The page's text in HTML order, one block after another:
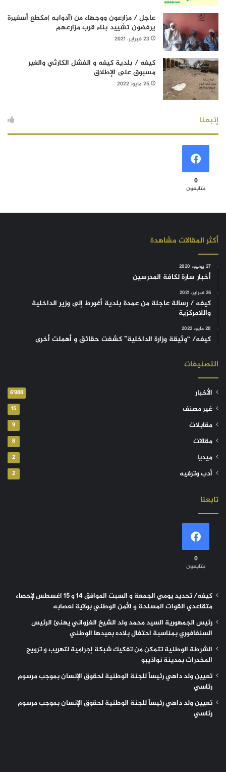
عاجل / مزارعون ووجهاء من (آدوابه )مكطع أسفيرة
يرفضون تشييد بناء قرب مزارعهم
23 فبراير، 2021
كيفه / بلدية كيفه و الفشل الكارثي والغير
مسبوق على الإطلاق
25 مايو، 2022
إتبعنا
0
متابعون
أكثر المقالات مشاهدة
27 يونيو، 2020
أخبار سارة لكافة المدرسين
26 فبراير، 2021
كيفه / رسالة عاجلة من عمدة بلدية أغورط إلى وزير الداخلية
واللامركزية
20 مايو، 2022
كيفه/ “وثيقة وزارة الداخلية” كشفت حقائق و أهملت أخرى
التصنيفات
الأخبار 6٬988
غير مصنف 15
مقابلات 9
مقالات 8
ميديا 2
أدب وترفيه 2
تابعنا
0
متابعون
كيفه/ تحديد يومي الجمعة و السبت الموافق 14 و 15 اغسطس لإحصاء
متقاعدي القوات المسلحة و الأمن الوطني بولاية لعصابه
رئيس الجمهورية السيد محمد ولد الشيخ الغزواني يهنئ الرئيس
السنغافوري بمناسبة احتفال بلاده بعيدها الوطني
الشرطة الوطنية تتمكن من تفكيك شبكة إجرامية لتهريب و ترويج
المخدرات بمدينة نواذيبو
تعيين ولد داهي رئيساً للجنة الوطنية لحقوق الإنسان بموجب مرسوم
رئاسي
تعيين ولد داهي رئيساً للجنة الوطنية لحقوق الإنسان بموجب مرسوم
رئاسي